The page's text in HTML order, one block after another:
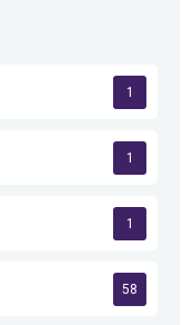
1
1
1
58